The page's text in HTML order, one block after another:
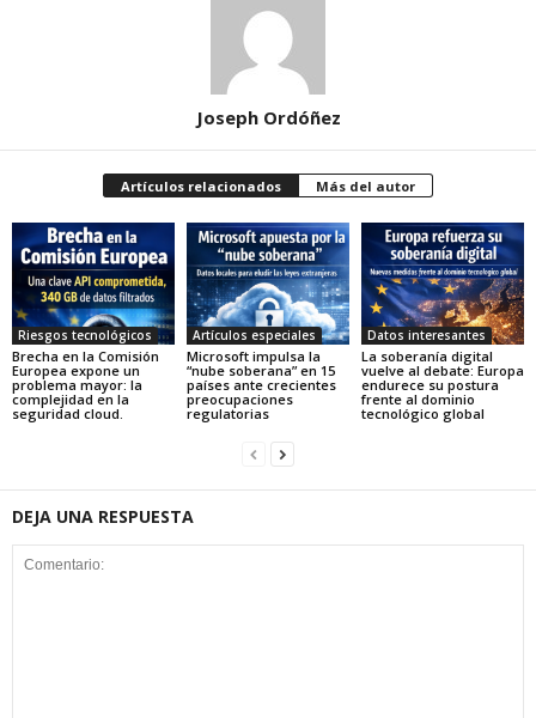
Joseph Ordóñez
Artículos relacionados Más del autor
Riesgos tecnológicos
Brecha en la Comisión
Europea expone un
problema mayor: la
complejidad en la
seguridad cloud.
Artículos especiales
Microsoft impulsa la
“nube soberana” en 15
países ante crecientes
preocupaciones
regulatorias
Datos interesantes
La soberanía digital
vuelve al debate: Europa
endurece su postura
frente al dominio
tecnológico global
DEJA UNA RESPUESTA